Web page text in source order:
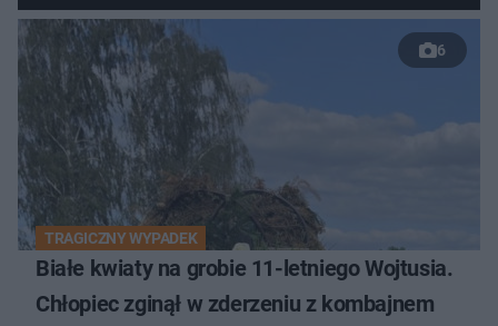
6
TRAGICZNY WYPADEK
Białe kwiaty na grobie 11-letniego Wojtusia.
Chłopiec zginął w zderzeniu z kombajnem